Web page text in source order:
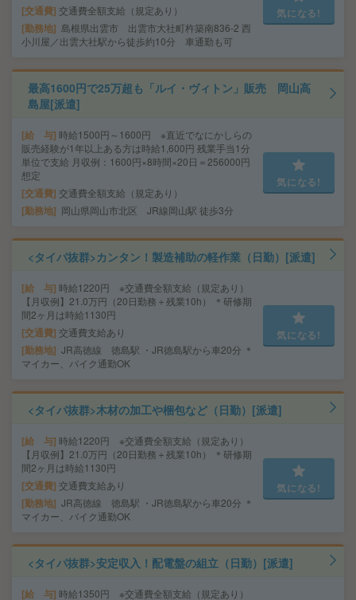
交通費 交通費全額支給（規定あり）
勤務地 島根県出雲市 出雲市大社町杵築南836-2 西
小川屋／出雲大社駅から徒歩約10分 車通勤も可
気になる!
最高1600円で25万超も「ルイ・ヴィトン」販売 岡山高
島屋[派遣]
給 与 時給1500円～1600円 ※直近でなにかしらの
販売経験が1年以上ある方は時給1,600円 残業手当1分
単位で支給 月収例：1600円×8時間×20日＝256000円
想定
交通費 交通費全額支給（規定あり）
勤務地 岡山県岡山市北区 JR線岡山駅 徒歩3分
気になる!
<タイパ抜群>カンタン！製造補助の軽作業（日勤）[派遣]
給 与 時給1220円 ※交通費全額支給（規定あり）
【月収例】21.0万円（20日勤務＋残業10h） ＊研修期
間2ヶ月は時給1130円
交通費 交通費支給あり
勤務地 JR高徳線 徳島駅 ・JR徳島駅から車20分 ＊
マイカー、バイク通勤OK
気になる!
<タイパ抜群>木材の加工や梱包など（日勤）[派遣]
給 与 時給1220円 ※交通費全額支給（規定あり）
【月収例】21.0万円（20日勤務＋残業10h） ＊研修期
間2ヶ月は時給1130円
交通費 交通費支給あり
勤務地 JR高徳線 徳島駅 ・JR徳島駅から車20分 ＊
マイカー、バイク通勤OK
気になる!
<タイパ抜群>安定収入！配電盤の組立（日勤）[派遣]
給 与 時給1350円 ※交通費全額支給（規定あり）